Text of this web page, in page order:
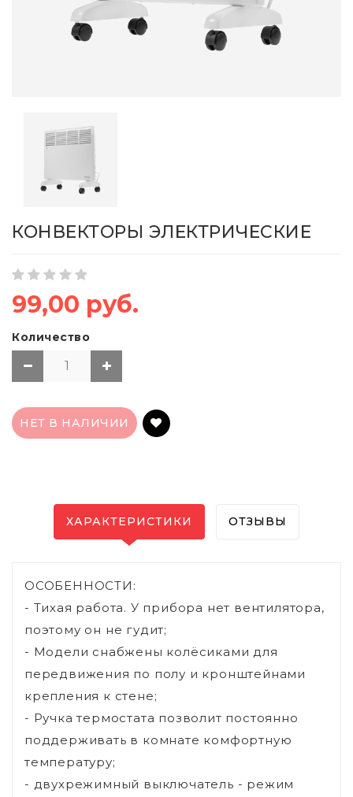
КОНВЕКТОРЫ ЭЛЕКТРИЧЕСКИЕ
99,00 руб.
Количество
НЕТ В НАЛИЧИИ
ХАРАКТЕРИСТИКИ ОТЗЫВЫ
ОСОБЕННОСТИ:
- Тихая работа. У прибора нет вентилятора,
поэтому он не гудит;
- Модели снабжены колёсиками для
передвижения по полу и кронштейнами
крепления к стене;
- Ручка термостата позволит постоянно
поддерживать в комнате комфортную
температуру;
- двухрежимный выключатель - режим